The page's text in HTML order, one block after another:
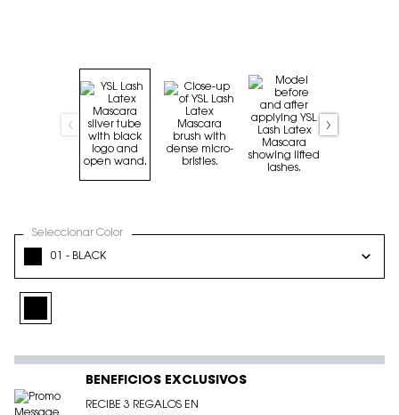
01 - BLACK
Seleccionar Color
BENEFICIOS EXCLUSIVOS
RECIBE 3 REGALOS EN